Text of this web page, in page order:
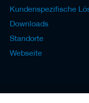
Kundenspezifische
Downloads
Standorte
Webseite